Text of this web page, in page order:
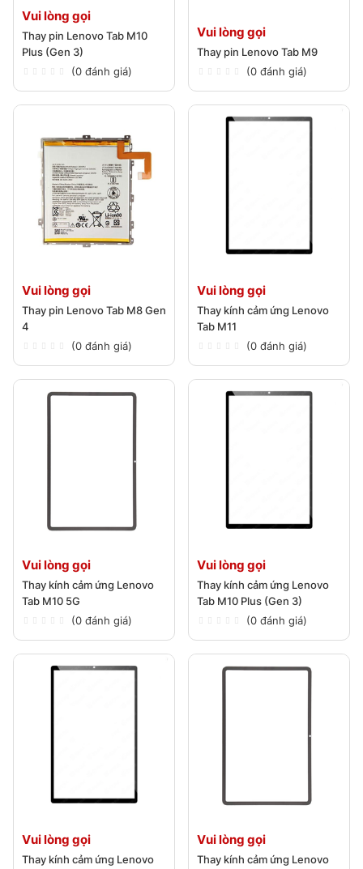
Vui lòng gọi
Thay pin Lenovo Tab M10
Plus (Gen 3)
(0 đánh giá)
Vui lòng gọi
Thay pin Lenovo Tab M9
(0 đánh giá)
Vui lòng gọi
Thay pin Lenovo Tab M8 Gen
4
(0 đánh giá)
Vui lòng gọi
Thay kính cảm ứng Lenovo
Tab M11
(0 đánh giá)
Vui lòng gọi
Thay kính cảm ứng Lenovo
Tab M10 5G
(0 đánh giá)
Vui lòng gọi
Thay kính cảm ứng Lenovo
Tab M10 Plus (Gen 3)
(0 đánh giá)
Vui lòng gọi
Thay kính cảm ứng Lenovo
Vui lòng gọi
Thay kính cảm ứng Lenovo